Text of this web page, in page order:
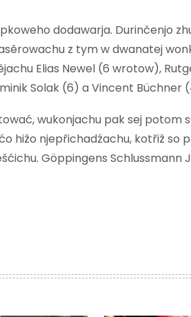
dodawarja. Durinčenjo
z tym w dwanatej
Elias Newel (6 wrotow),
Solak (6) a Vincent Büchner
wukonjachu pak sej potom
hižo njepřichadźachu, kotřiž
Göppingens Schlussmann